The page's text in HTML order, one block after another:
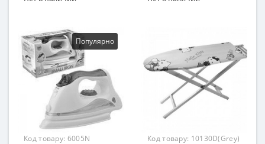
Возрастная группа
От 4 лет
От 3 лет
Материал
Популярно
Код товару: 6005N
Код товару: 10130D(Grey)